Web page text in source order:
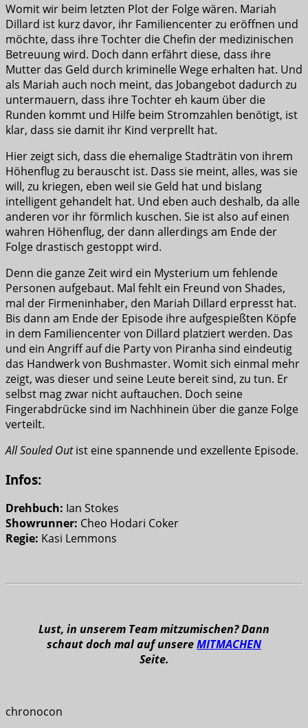
Womit wir beim letzten Plot der Folge wären. Mariah
Dillard ist kurz davor, ihr Familiencenter zu eröffnen und
möchte, dass ihre Tochter die Chefin der medizinischen
Betreuung wird. Doch dann erfährt diese, dass ihre
Mutter das Geld durch kriminelle Wege erhalten hat. Und
als Mariah auch noch meint, das Jobangebot dadurch zu
untermauern, dass ihre Tochter eh kaum über die
Runden kommt und Hilfe beim Stromzahlen benötigt, ist
klar, dass sie damit ihr Kind verprellt hat.
Hier zeigt sich, dass die ehemalige Stadträtin von ihrem
Höhenflug zu berauscht ist. Dass sie meint, alles, was sie
will, zu kriegen, eben weil sie Geld hat und bislang
intelligent gehandelt hat. Und eben auch deshalb, da alle
anderen vor ihr förmlich kuschen. Sie ist also auf einen
wahren Höhenflug, der dann allerdings am Ende der
Folge drastisch gestoppt wird.
Denn die ganze Zeit wird ein Mysterium um fehlende
Personen aufgebaut. Mal fehlt ein Freund von Shades,
mal der Firmeninhaber, den Mariah Dillard erpresst hat.
Bis dann am Ende der Episode ihre aufgespießten Köpfe
in dem Familiencenter von Dillard platziert werden. Das
und ein Angriff auf die Party von Piranha sind eindeutig
das Handwerk von Bushmaster. Womit sich einmal mehr
zeigt, was dieser und seine Leute bereit sind, zu tun. Er
selbst mag zwar nicht auftauchen. Doch seine
Fingerabdrücke sind im Nachhinein über die ganze Folge
verteilt.
All Souled Outist eine spannende und exzellente Episode.
Infos:
Drehbuch: Ian Stokes
Showrunner: Cheo Hodari Coker
Regie: Kasi Lemmons
Lust, in unserem Team mitzumischen? Dann
schaut doch mal auf unsereMITMACHEN
Seite.
chronocon